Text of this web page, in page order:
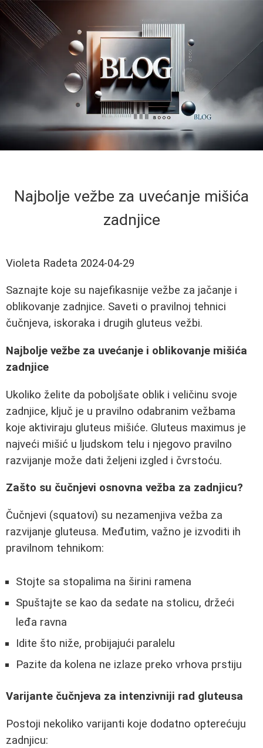
Najbolje vežbe za uvećanje mišića
zadnjice
Violeta Radeta 2024-04-29
Saznajte koje su najefikasnije vežbe za jačanje i
oblikovanje zadnjice. Saveti o pravilnoj tehnici
čučnjeva, iskoraka i drugih gluteus vežbi.
Najbolje vežbe za uvećanje i oblikovanje mišića
zadnjice
Ukoliko želite da poboljšate oblik i veličinu svoje
zadnjice, ključ je u pravilno odabranim vežbama
koje aktiviraju gluteus mišiće. Gluteus maximus je
najveći mišić u ljudskom telu i njegovo pravilno
razvijanje može dati željeni izgled i čvrstoću.
Zašto su čučnjevi osnovna vežba za zadnjicu?
Čučnjevi (squatovi) su nezamenjiva vežba za
razvijanje gluteusa. Međutim, važno je izvoditi ih
pravilnom tehnikom:
Stojte sa stopalima na širini ramena
Spuštajte se kao da sedate na stolicu, držeći
leđa ravna
Idite što niže, probijajući paralelu
Pazite da kolena ne izlaze preko vrhova prstiju
Varijante čučnjeva za intenzivniji rad gluteusa
Postoji nekoliko varijanti koje dodatno opterećuju
zadnjicu: